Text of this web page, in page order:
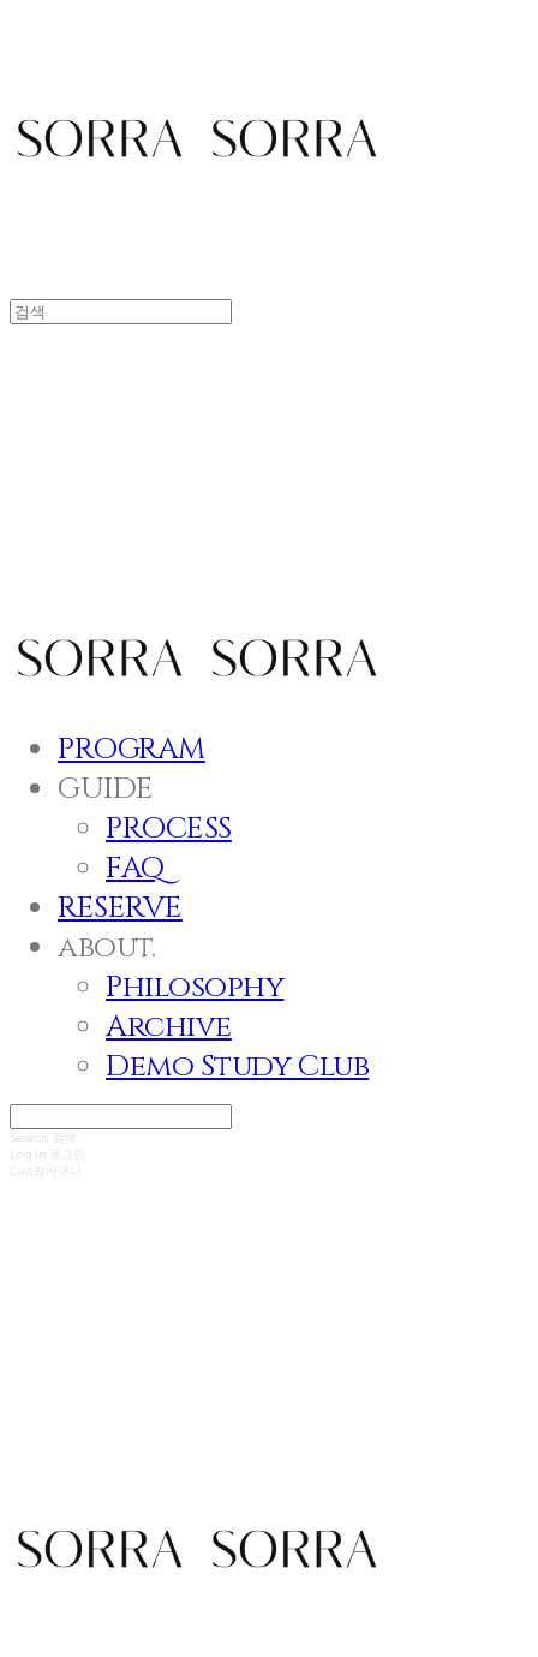
PROGRAM
GUIDE
PROCESS
FAQ
RESERVE
about.
Philosophy
Archive
Demo Study Club
Search 검색
Log In 로그인
Cart 장바구니